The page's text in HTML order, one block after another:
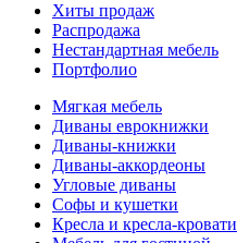
Хиты продаж
Распродажа
Нестандартная мебель
Портфолио
Мягкая мебель
Диваны еврокнижки
Диваны-книжки
Диваны-аккордеоны
Угловые диваны
Софы и кушетки
Кресла и кресла-кровати